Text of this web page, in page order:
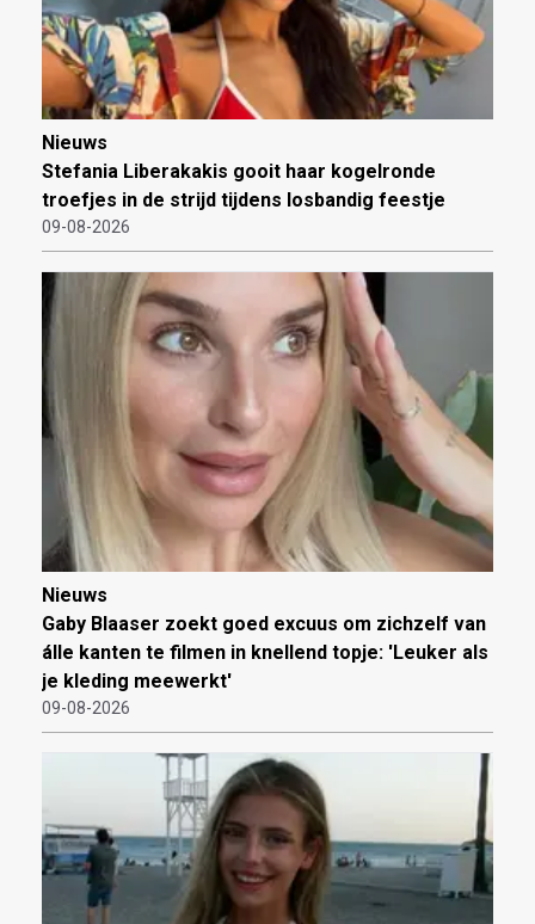
Nieuws
Stefania Liberakakis gooit haar kogelronde
troefjes in de strijd tijdens losbandig feestje
09-08-2026
Nieuws
Gaby Blaaser zoekt goed excuus om zichzelf van
álle kanten te filmen in knellend topje: 'Leuker als
je kleding meewerkt'
09-08-2026